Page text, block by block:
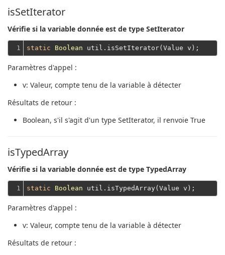
isSetIterator
Vérifie si la variable donnée est de type SetIterator
1 static Boolean
Paramètres d'appel :
v: Valeur, compte tenu de la variable à détecter
Résultats de retour :
Boolean, s'il s'agit d'un type SetIterator, il renvoie True
isTypedArray
Vérifie si la variable donnée est de type TypedArray
1 static Boolean
Paramètres d'appel :
v: Valeur, compte tenu de la variable à détecter
Résultats de retour :